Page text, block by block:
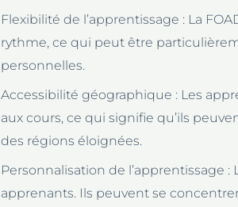
Flexibilité de l’apprentissage : La
rythme, ce qui peut être
personnelles.
Accessibilité géographique : Les
aux cours, ce qui signifie qu’ils
des régions éloignées.
Personnalisation de l’apprentissage
apprenants. Ils peuvent se